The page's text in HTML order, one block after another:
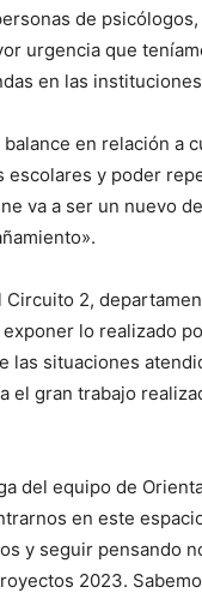
de
urgencia que
en las
en relación a
escolares y poder
va a ser un nuevo
Circuito 2,
lo realizado
las situaciones
el gran trabajo
del equipo de
en este
y seguir pensando
2023.